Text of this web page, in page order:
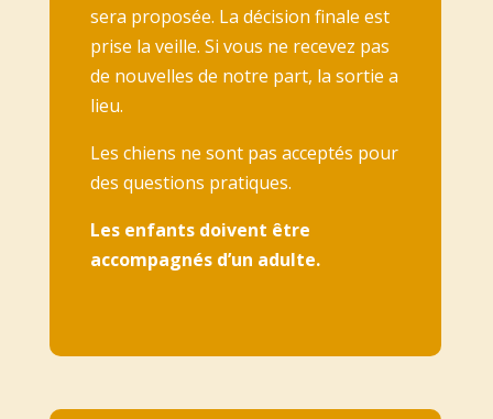
sera proposée. La décision finale est
prise la veille. Si vous ne recevez pas
de nouvelles de notre part, la sortie a
lieu.
Les chiens ne sont pas acceptés pour
des questions pratiques.
Les enfants doivent être
accompagnés d’un adulte.